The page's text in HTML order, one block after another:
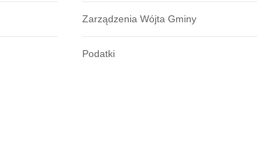
Zarządzenia Wójta Gminy
Podatki